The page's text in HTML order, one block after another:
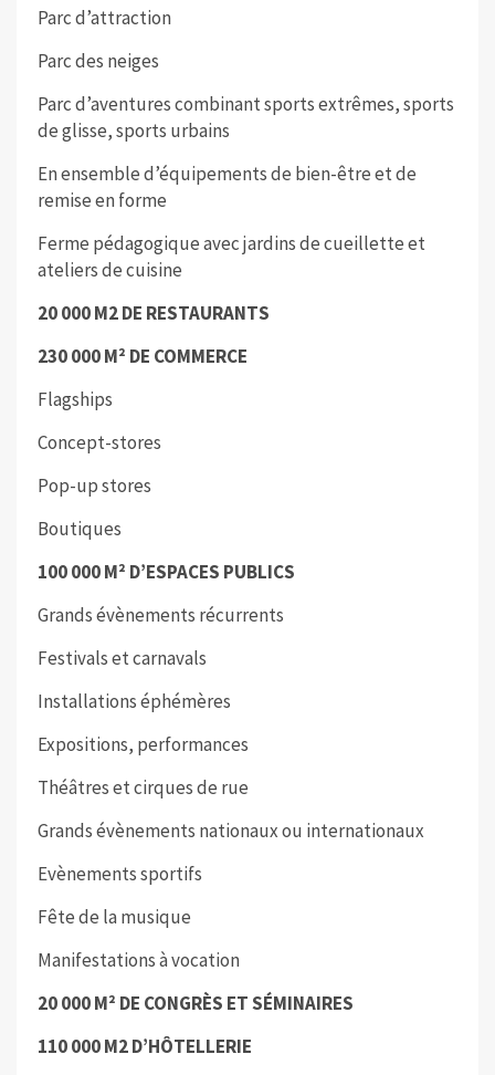
Parc d’attraction
Parc des neiges
Parc d’aventures combinant sports extrêmes, sports
de glisse, sports urbains
En ensemble d’équipements de bien-être et de
remise en forme
Ferme pédagogique avec jardins de cueillette et
ateliers de cuisine
20 000 M2DE RESTAURANTS
230 000 M² DE COMMERCE
Flagships
Concept-stores
Pop-up stores
Boutiques
100 000 M² D’ESPACES PUBLICS
Grands évènements récurrents
Festivals et carnavals
Installations éphémères
Expositions, performances
Théâtres et cirques de rue
Grands évènements nationaux ou internationaux
Evènements sportifs
Fête de la musique
Manifestations à vocation
20 000 M² DE CONGRÈS ET SÉMINAIRES
110 000 M2D’HÔTELLERIE